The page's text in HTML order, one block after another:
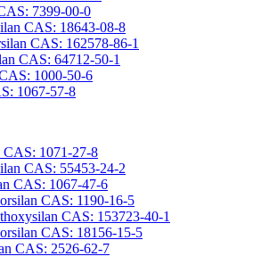
7399-00-0
CAS: 18643-08-8
CAS: 162578-86-1
CAS: 64712-50-1
1000-50-6
1067-57-8
1071-27-8
CAS: 55453-24-2
CAS: 1067-47-6
CAS: 1190-16-5
CAS: 153723-40-1
CAS: 18156-15-5
CAS: 2526-62-7